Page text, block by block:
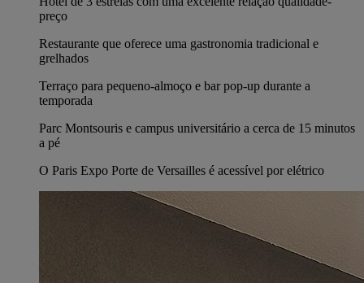
preço
Restaurante que oferece uma gastronomia tradicional e
grelhados
Terraço para pequeno-almoço e bar pop-up durante a
temporada
Parc Montsouris e campus universitário a cerca de 15 minutos
a pé
O Paris Expo Porte de Versailles é acessível por elétrico